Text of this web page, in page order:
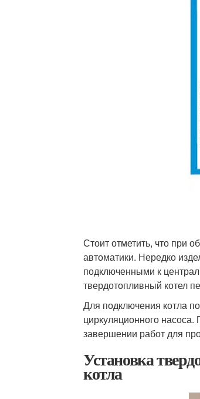
Стоит отметить, что при
автоматики. Нередко
подключенными к
твердотопливный котел
Для подключения котла
циркуляционного
завершении работ для
Установка
котла